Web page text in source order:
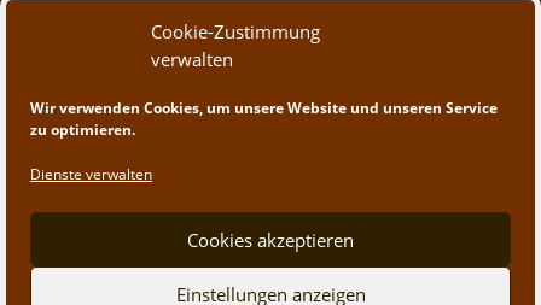
Cookie-Zustimmung
verwalten
Wir verwenden Cookies, um unsere Website und unseren Service
zu optimieren.
Dienste verwalten
Cookies akzeptieren
Einstellungen anzeigen